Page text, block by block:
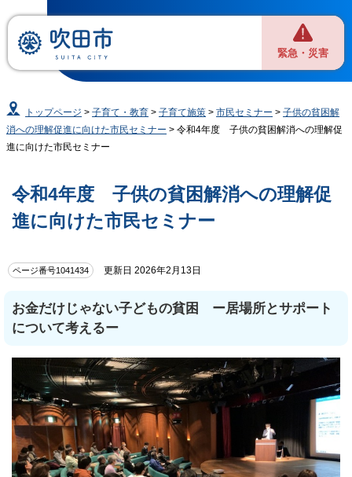
緊急・災害
トップページ >子育て・教育 >子育て施策 >市民セミナー >子供の貧困解
消への理解促進に向けた市民セミナー > 令和4年度 子供の貧困解消への理解促
進に向けた市民セミナー
令和4年度 子供の貧困解消への理解促
進に向けた市民セミナー
ページ番号1041434 更新日 2026年2月13日
お金だけじゃない子どもの貧困 ー居場所とサポート
について考えるー